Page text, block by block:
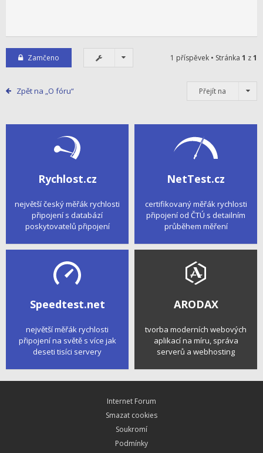
Zamčeno 1 příspěvek • Stránka 1 z1
Zpět na „O fóru“ Přejít na
Rychlost.cz
největší český měřák rychlosti
připojení s databází
poskytovatelů připojení
NetTest.cz
certifikovaný měřák rychlosti
připojení od ČTÚ s detailním
průběhem měření
Speedtest.net
největší měřák rychlosti
připojení na světě s více jak
deseti tisíci servery
ARODAX
tvorba moderních webových
aplikací na míru, správa
serverů a webhosting
Internet Forum
Smazat cookies
Soukromí
Podmínky